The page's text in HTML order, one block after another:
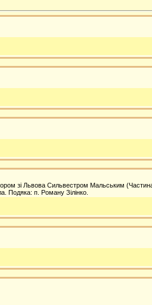
зі Львова Сильвестром Мальським
Подяка: п. Роману Зілінко.